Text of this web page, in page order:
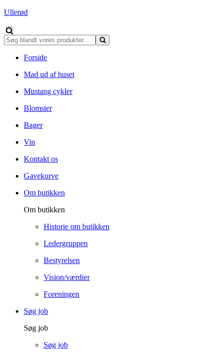
Ullerød
Forside
Mad ud af huset
Mustang cykler
Blomster
Bager
Vin
Kontakt os
Gavekurve
Om butikken
Om butikken
Historie om butikken
Ledergruppen
Bestyrelsen
Vision/værdier
Foreningen
Søg job
Søg job
Søg job